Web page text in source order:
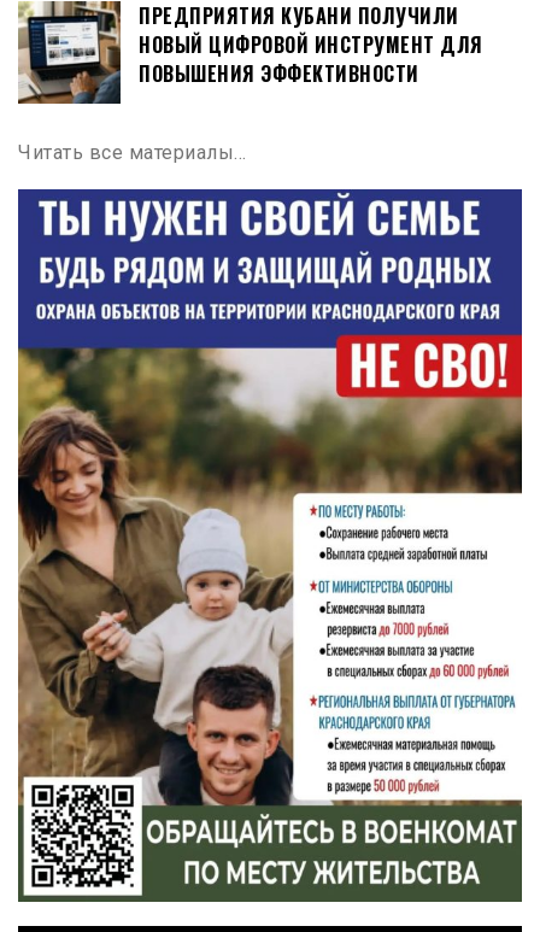
ПРЕДПРИЯТИЯ КУБАНИ ПОЛУЧИЛИ
НОВЫЙ ЦИФРОВОЙ ИНСТРУМЕНТ ДЛЯ
ПОВЫШЕНИЯ ЭФФЕКТИВНОСТИ
Читать все материалы…